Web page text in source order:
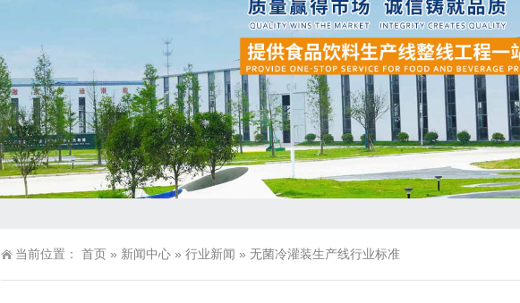
当前位置： 首页 » 新闻中心 » 行业新闻 » 无菌冷灌装生产线行业标准